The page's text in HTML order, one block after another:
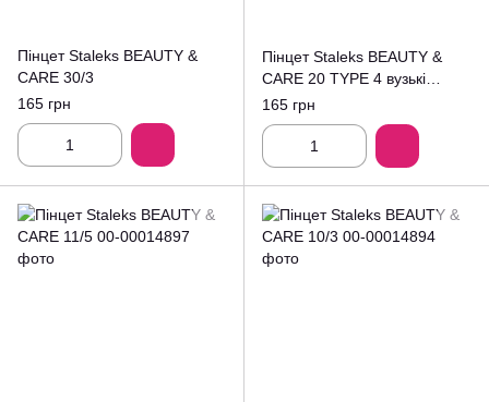
Пінцет Staleks BEAUTY &
CARE 30/3
165 грн
Пінцет Staleks BEAUTY &
CARE 20 TYPE 4 вузькі
скошені кромки TBC-20/4
165 грн